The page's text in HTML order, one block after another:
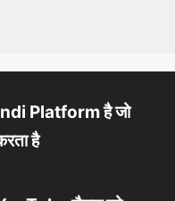
Platform है जो
है